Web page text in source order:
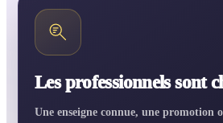
Les professionnels sont
Une enseigne connue, une promotion